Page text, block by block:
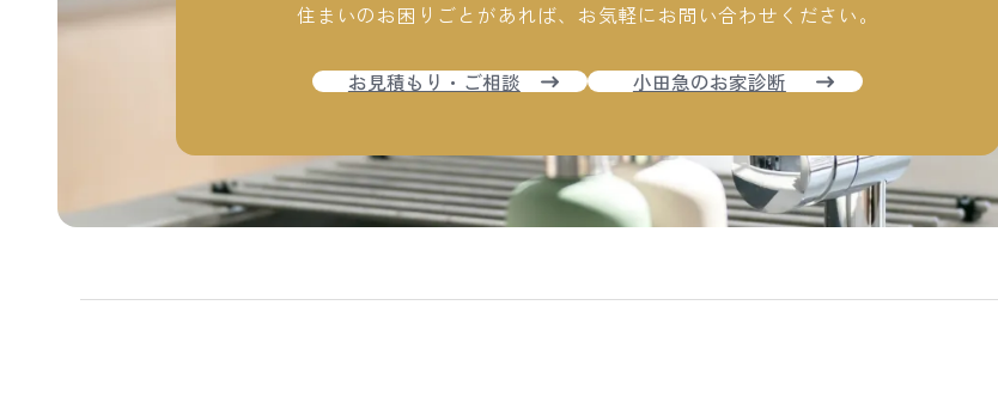
住まいのお困りごとがあれば、 お気軽にお問い合わせください。
お見積もり・ご相談 小田急のお家診断